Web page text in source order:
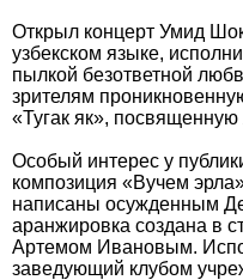
Открыл концерт Умид
узбекском языке,
пылкой безответной
зрителям
«Тугак як»,
Особый интерес у
композиция «Вучем
написаны осужденным
аранжировка создана в
Артемом Ивановым.
заведующий клубом